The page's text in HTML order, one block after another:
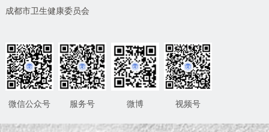
成都市卫生健康委员会
微信公众号 服务号 微博 视频号